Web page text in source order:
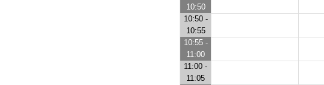
10:50
10:50 -
10:55
10:55 -
11:00
11:00 -
11:05